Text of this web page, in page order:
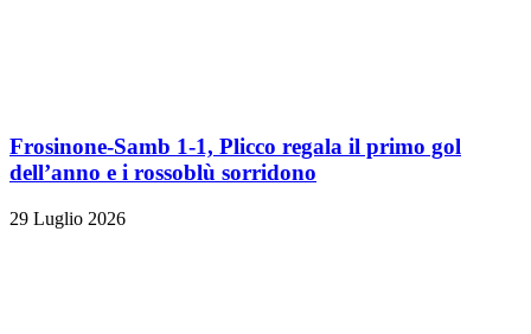
Frosinone-Samb 1-1, Plicco regala il primo gol
dell’anno e i rossoblù sorridono
29 Luglio 2026